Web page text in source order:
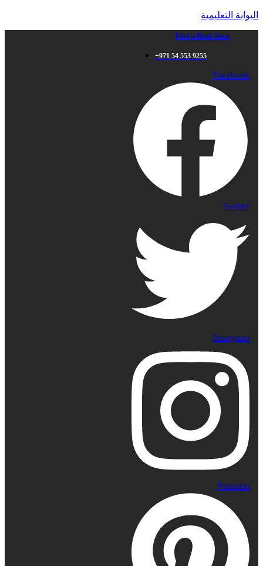
البوابة التعليمية
Find a Book Store
+971 54 553 9255
Facebook
Twitter
Instagram
Pinterest